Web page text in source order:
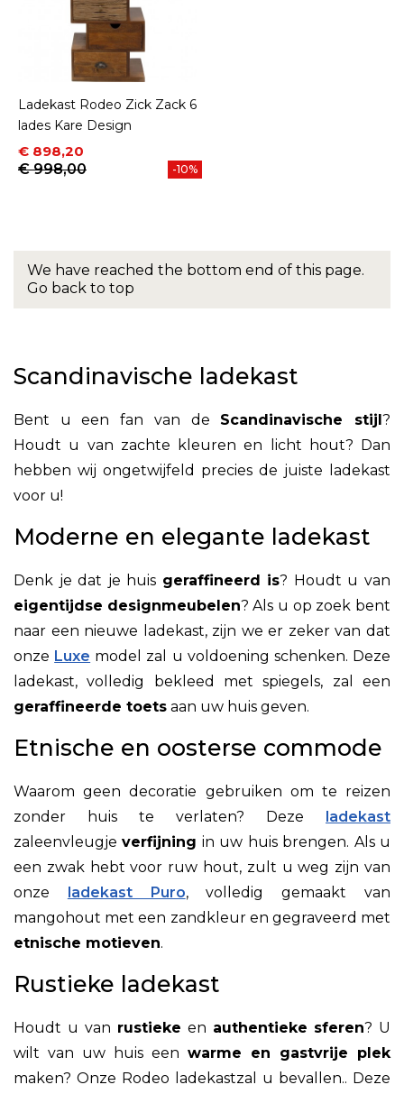
Ladekast Rodeo Zick Zack 6
lades Kare Design
Prijs
€ 898,20
Normale prijs
€ 998,00
-10%
We have reached the bottom end of this page.
Go back to top
Scandinavische ladekast
Bent u een fan van de Scandinavische stijl?
Houdt u van zachte kleuren en licht hout? Dan
hebben wij ongetwijfeld precies de juiste ladekast
voor u!
Moderne en elegante ladekast
Denk je dat je huis geraffineerd is? Houdt u van
eigentijdse designmeubelen? Als u op zoek bent
naar een nieuwe ladekast, zijn we er zeker van dat
onze Luxe model zal u voldoening schenken. Deze
ladekast, volledig bekleed met spiegels, zal een
geraffineerde toets aan uw huis geven.
Etnische en oosterse commode
Waarom geen decoratie gebruiken om te reizen
zonder huis te verlaten? Deze ladekast
zal eenvleugje verfijning in uw huis brengen. Als u
een zwak hebt voor ruw hout, zult u weg zijn van
onze ladekast Puro, volledig gemaakt van
mangohout met een zandkleur en gegraveerd met
etnische motieven.
Rustieke ladekast
Houdt u van rustieke en authentieke sferen? U
wilt van uw huis een warme en gastvrije plek
maken? Onze Rodeo ladekastzal u bevallen.. Deze